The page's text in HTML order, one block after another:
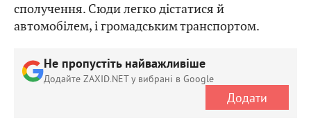
сполучення. Сюди легко дістатися й
автомобілем, і громадським транспортом.
Не пропустіть найважливіше
Додайте ZAXID.NET у вибрані в Google
Додати